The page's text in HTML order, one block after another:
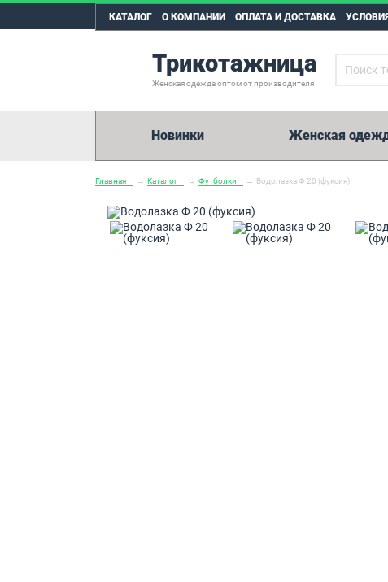
КАТАЛОГ О КОМПАНИИ ОПЛАТА И ДОСТАВКА
Трикотажница
Женская одежда оптом от производителя
Новинки Женская
Главная → Каталог → Футболки → Водолазка Ф 20 (фуксия)